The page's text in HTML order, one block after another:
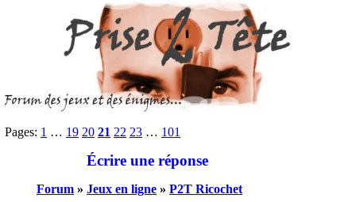
Pages: 1 … 19 20 21 22 23 … 101
Écrire une réponse
Forum » Jeux en ligne » P2T Ricochet